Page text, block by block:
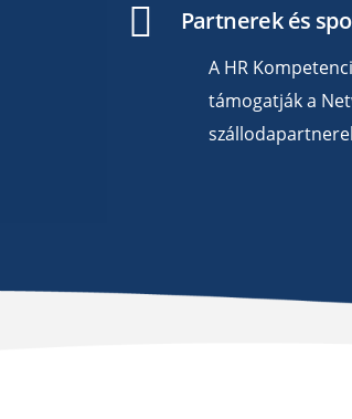
Partnerek és
A HR
támogatják a